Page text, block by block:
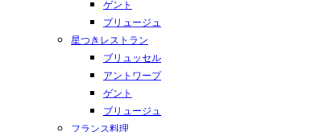
ゲント
ブリュージュ
星つきレストラン
ブリュッセル
アントワープ
ゲント
ブリュージュ
フランス料理